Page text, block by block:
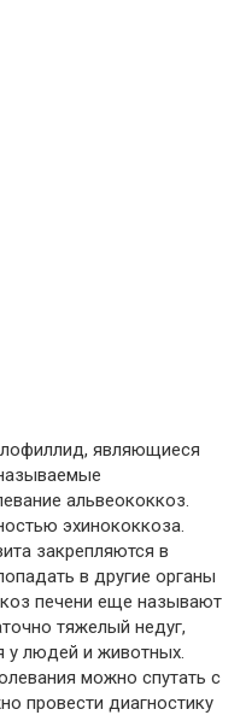
являющиеся
альвеококкоз.
эхинококкоза.
закрепляются в
в другие органы
печени еще называют
тяжелый недуг,
у людей и животных.
можно спутать с
провести диагностику